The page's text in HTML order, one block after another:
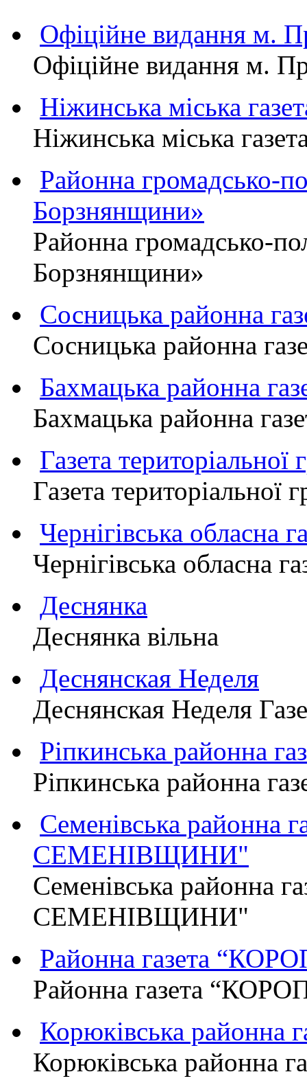
Офіційне видання
Офіційне видання м.
Ніжинська міська
Ніжинська міська
Районна громадсько-
Борзнянщини»
Районна громадсько-
Борзнянщини»
Сосницька районна
Сосницька районна
Бахмацька районна
Бахмацька районна
Газета
Газета
Чернігівська обласна
Чернігівська обласна
Деснянка
Деснянка вільна
Деснянская Неделя
Деснянская Неделя
Ріпкинська районна
Ріпкинська районна
Семенівська районна
СЕМЕНІВЩИНИ"
Семенівська районна
СЕМЕНІВЩИНИ"
Районна газета
Районна газета
Корюківська районна
Корюківська районна